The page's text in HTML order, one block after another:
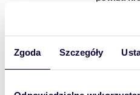
Zgoda Szczegóły
WYRÓŻNIONE